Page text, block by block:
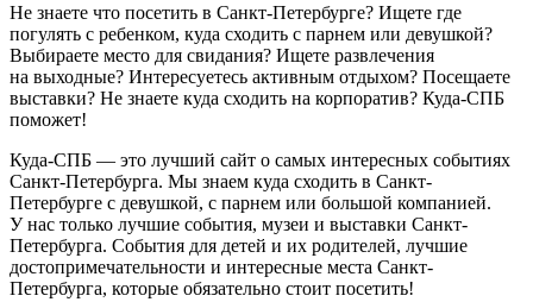
Не знаете что посетить в Санкт-Петербурге? Ищете где
погулять с ребенком, куда сходить с парнем или девушкой?
Выбираете место для свидания? Ищете развлечения
на выходные? Интересуетесь активным отдыхом? Посещаете
выставки? Не знаете куда сходить на корпоратив? Куда-СПБ
поможет!
Куда-СПБ — это лучший сайт о самых интересных событиях
Санкт-Петербурга. Мы знаем куда сходить в Санкт-
Петербурге с девушкой, с парнем или большой компанией.
У нас только лучшие события, музеи и выставки Санкт-
Петербурга. События для детей и их родителей, лучшие
достопримечательности и интересные места Санкт-
Петербурга, которые обязательно стоит посетить!